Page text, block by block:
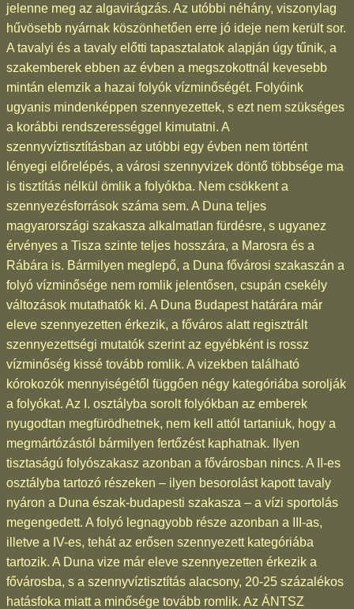
jelenne meg az algavirágzás. Az utóbbi néhány, viszonylag
hűvösebb nyárnak köszönhetően erre jó ideje nem került sor.
A tavalyi és a tavaly előtti tapasztalatok alapján úgy tűnik, a
szakemberek ebben az évben a megszokottnál kevesebb
mintán elemzik a hazai folyók vízminőségét. Folyóink
ugyanis mindenképpen szennyezettek, s ezt nem szükséges
a korábbi rendszerességgel kimutatni. A
szennyvíztisztításban az utóbbi egy évben nem történt
lényegi előrelépés, a városi szennyvizek döntő többsége ma
is tisztítás nélkül ömlik a folyókba. Nem csökkent a
szennyezésforrások száma sem. A Duna teljes
magyarországi szakasza alkalmatlan fürdésre, s ugyanez
érvényes a Tisza szinte teljes hosszára, a Marosra és a
Rábára is. Bármilyen meglepő, a Duna fővárosi szakaszán a
folyó vízminősége nem romlik jelentősen, csupán csekély
változások mutathatók ki. A Duna Budapest határára már
eleve szennyezetten érkezik, a főváros alatt regisztrált
szennyezettségi mutatók szerint az egyébként is rossz
vízminőség kissé tovább romlik. A vizekben található
kórokozók mennyiségétől függően négy kategóriába sorolják
a folyókat. Az I. osztályba sorolt folyókban az emberek
nyugodtan megfürödhetnek, nem kell attól tartaniuk, hogy a
megmártózástól bármilyen fertőzést kaphatnak. Ilyen
tisztaságú folyószakasz azonban a fővárosban nincs. A II-es
osztályba tartozó részeken – ilyen besorolást kapott tavaly
nyáron a Duna észak-budapesti szakasza – a vízi sportolás
megengedett. A folyó legnagyobb része azonban a III-as,
illetve a IV-es, tehát az erősen szennyezett kategóriába
tartozik. A Duna vize már eleve szennyezetten érkezik a
fővárosba, s a szennyvíztisztítás alacsony, 20-25 százalékos
hatásfoka miatt a minősége tovább romlik. Az ÁNTSZ